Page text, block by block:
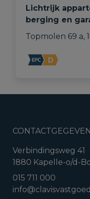
Lichtrijk
berging en
Topmolen 69 a,
Verbindingsweg 41
1880 Kapelle-o/d-
015 711 000